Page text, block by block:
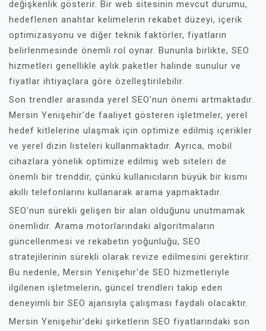
değişkenlik gösterir. Bir web sitesinin mevcut durumu,
hedeflenen anahtar kelimelerin rekabet düzeyi, içerik
optimizasyonu ve diğer teknik faktörler, fiyatların
belirlenmesinde önemli rol oynar. Bununla birlikte, SEO
hizmetleri genellikle aylık paketler halinde sunulur ve
fiyatlar ihtiyaçlara göre özelleştirilebilir.
Son trendler arasında yerel SEO'nun önemi artmaktadır.
Mersin Yenişehir'de faaliyet gösteren işletmeler, yerel
hedef kitlelerine ulaşmak için optimize edilmiş içerikler
ve yerel dizin listeleri kullanmaktadır. Ayrıca, mobil
cihazlara yönelik optimize edilmiş web siteleri de
önemli bir trenddir, çünkü kullanıcıların büyük bir kısmı
akıllı telefonlarını kullanarak arama yapmaktadır.
SEO'nun sürekli gelişen bir alan olduğunu unutmamak
önemlidir. Arama motorlarındaki algoritmaların
güncellenmesi ve rekabetin yoğunluğu, SEO
stratejilerinin sürekli olarak revize edilmesini gerektirir.
Bu nedenle, Mersin Yenişehir'de SEO hizmetleriyle
ilgilenen işletmelerin, güncel trendleri takip eden
deneyimli bir SEO ajansıyla çalışması faydalı olacaktır.
Mersin Yenişehir'deki şirketlerin SEO fiyatlarındaki son